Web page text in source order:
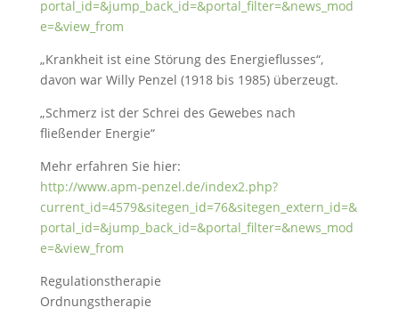
portal_id=&jump_back_id=&portal_filter=&news_mod
e=&view_from
„Krankheit ist eine Störung des Energieflusses“,
davon war Willy Penzel (1918 bis 1985) überzeugt.
„Schmerz ist der Schrei des Gewebes nach
fließender Energie“
Mehr erfahren Sie hier:
http://www.apm-penzel.de/index2.php?
current_id=4579&sitegen_id=76&sitegen_extern_id=&
portal_id=&jump_back_id=&portal_filter=&news_mod
e=&view_from
Regulationstherapie
Ordnungstherapie